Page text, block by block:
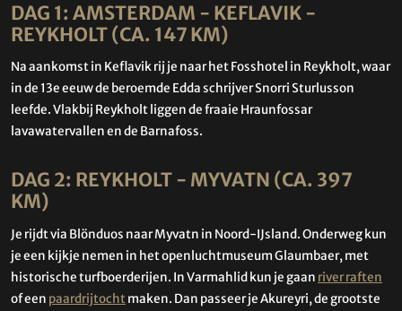
DAG 1: AMSTERDAM - KEFLAVIK -
REYKHOLT (CA. 147 KM)
Na aankomst in Keflavik rij je naar het Fosshotel in Reykholt, waar
in de 13e eeuw de beroemde Edda schrijver Snorri Sturlusson
leefde. Vlakbij Reykholt liggen de fraaie Hraunfossar
lavawatervallen en de Barnafoss.
DAG 2: REYKHOLT - MYVATN (CA. 397
KM)
Je rijdt via Blönduos naar Myvatn in Noord-IJsland. Onderweg kun
je een kijkje nemen in het openluchtmuseum Glaumbaer, met
historische turfboerderijen. In Varmahlid kun je gaan river raften
of een paardrijtochtmaken. Dan passeer je Akureyri, de grootste